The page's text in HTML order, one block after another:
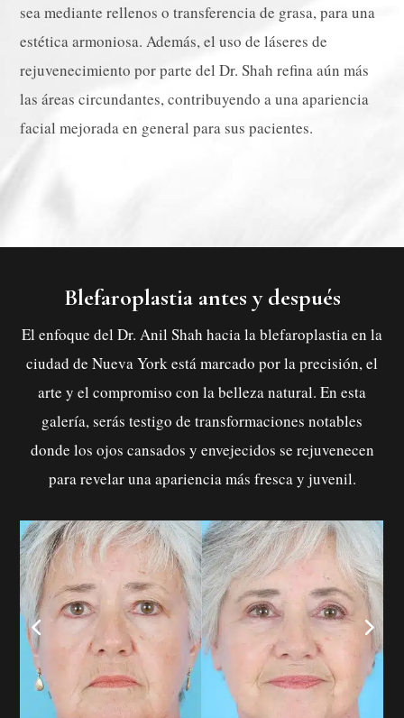
sea mediante rellenos o transferencia de grasa, para una
estética armoniosa. Además, el uso de láseres de
rejuvenecimiento por parte del Dr. Shah refina aún más
las áreas circundantes, contribuyendo a una apariencia
facial mejorada en general para sus pacientes.
Blefaroplastia antes y después
El enfoque del Dr. Anil Shah hacia la blefaroplastia en la
ciudad de Nueva York está marcado por la precisión, el
arte y el compromiso con la belleza natural. En esta
galería, serás testigo de transformaciones notables
donde los ojos cansados y envejecidos se rejuvenecen
para revelar una apariencia más fresca y juvenil.